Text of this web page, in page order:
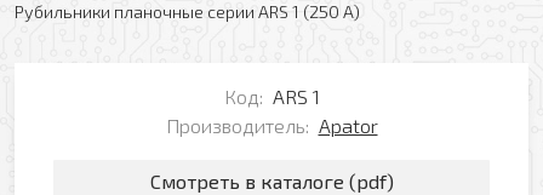
Рубильники планочные серии ARS 1 (250 A)
Код: ARS 1
Производитель: Apator
Смотреть в каталоге (pdf)